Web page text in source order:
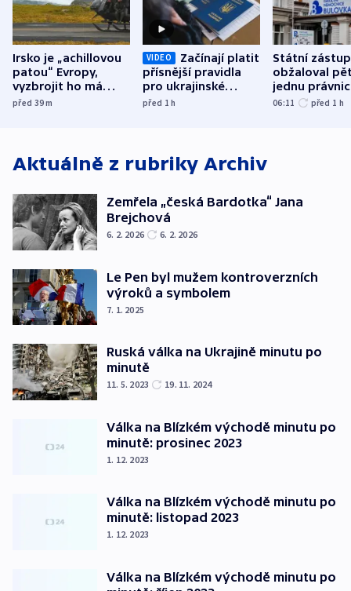
Irsko je „achillovou
patou“ Evropy,
vyzbrojit ho má
Francie
před 39m
VIDEO
Začínají platit
přísnější pravidla
pro ukrajinské
uprchlíky
před 1h
Státní
obžaloval
jednu
osobu v
06:11 před 1 h
Aktuálně z rubriky Archiv
Zemřela „česká Bardotka“ Jana
Brejchová
6. 2. 2026 6. 2. 2026
Le Pen byl mužem kontroverzních
výroků a symbolem
7. 1. 2025
Ruská válka na Ukrajině minutu po
minutě
11. 5. 2023 19. 11. 2024
Válka na Blízkém východě minutu po
minutě: prosinec 2023
1. 12. 2023
Válka na Blízkém východě minutu po
minutě: listopad 2023
1. 12. 2023
Válka na Blízkém východě minutu po